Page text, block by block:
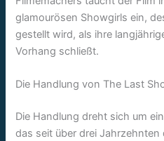
glamourösen Showgirls ein,
gestellt wird, als ihre
Vorhang schließt.
Die Handlung von The Last
Die Handlung dreht sich um
das seit über drei Jahrzehnten